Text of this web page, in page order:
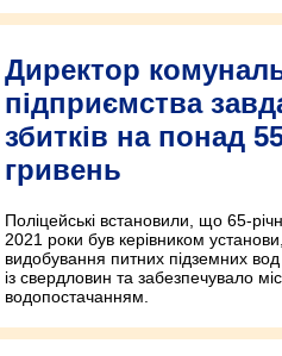
Директор
підприємства
збитків на понад
гривень
Поліцейські встановили, що 65-
2021 роки був керівником
видобування питних підземних вод
із свердловин та забезпечувало
водопостачанням.